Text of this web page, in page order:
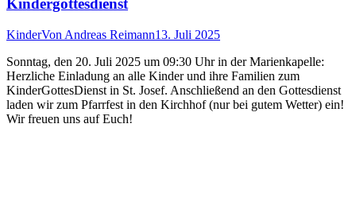
Kindergottesdienst
KinderVon Andreas Reimann13. Juli 2025
Sonntag, den 20. Juli 2025 um 09:30 Uhr in der Marienkapelle:
Herzliche Einladung an alle Kinder und ihre Familien zum
KinderGottesDienst in St. Josef. Anschließend an den Gottesdienst
laden wir zum Pfarrfest in den Kirchhof (nur bei gutem Wetter) ein!
Wir freuen uns auf Euch!